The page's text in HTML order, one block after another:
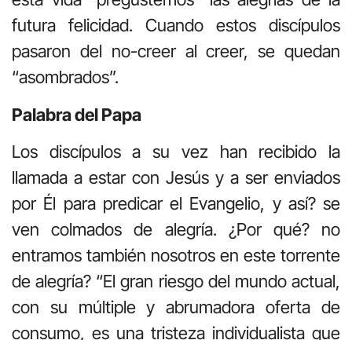
futura felicidad. Cuando estos discípulos
pasaron del no-creer al creer, se quedan
“asombrados”.
Palabra del Papa
Los discípulos a su vez han recibido la
llamada a estar con Jesús y a ser enviados
por Él para predicar el Evangelio, y así? se
ven colmados de alegría. ¿Por qué? no
entramos también nosotros en este torrente
de alegría? “El gran riesgo del mundo actual,
con su múltiple y abrumadora oferta de
consumo, es una tristeza individualista que